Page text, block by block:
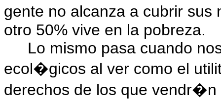
gente no alcanza a cubrir
otro 50% vive en la pobreza.
Lo mismo pasa cuando
ecol�gicos al ver como el
derechos de los que